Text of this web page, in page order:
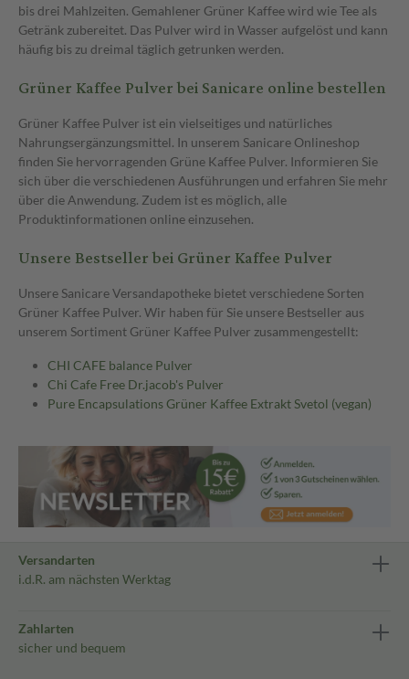
bis drei Mahlzeiten. Gemahlener Grüner Kaffee wird wie Tee als
Getränk zubereitet. Das Pulver wird in Wasser aufgelöst und kann
häufig bis zu dreimal täglich getrunken werden.
Grüner Kaffee Pulver bei Sanicare online bestellen
Grüner Kaffee Pulver ist ein vielseitiges und natürliches
Nahrungsergänzungsmittel. In unserem Sanicare Onlineshop
finden Sie hervorragenden Grüne Kaffee Pulver. Informieren Sie
sich über die verschiedenen Ausführungen und erfahren Sie mehr
über die Anwendung. Zudem ist es möglich, alle
Produktinformationen online einzusehen.
Unsere Bestseller bei Grüner Kaffee Pulver
Unsere Sanicare Versandapotheke bietet verschiedene Sorten
Grüner Kaffee Pulver. Wir haben für Sie unsere Bestseller aus
unserem Sortiment Grüner Kaffee Pulver zusammengestellt:
CHI CAFE balance Pulver
Chi Cafe Free Dr.jacob's Pulver
Pure Encapsulations Grüner Kaffee Extrakt Svetol (vegan)
Versandarten
i.d.R. am nächsten Werktag
Zahlarten
sicher und bequem